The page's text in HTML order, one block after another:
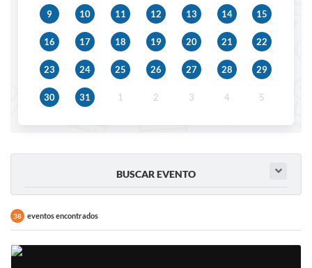
Iluminação Pública
IPTU 2025
Legislação
Lei de acesso à informação
Portal da Educação
9 10 11 12 13 14 15
16 17 18 19 20 21 22
23 24 25 26 27 28 29
30 31 1 2 3 4 5
BUSCAR EVENTO
38 eventos encontrados